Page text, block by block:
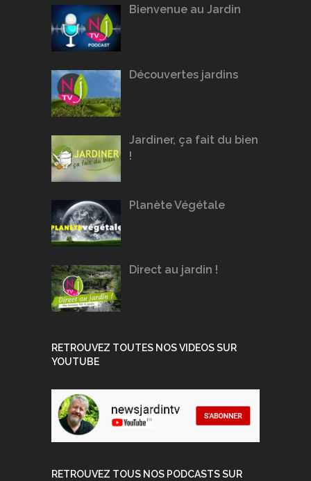
Bienvenue au Jardin
Découvertes jardins
Jardiner, ça fait du bien
!
Planète Végétale
Direct au jardin !
RETROUVEZ TOUTES NOS VIDEOS SUR
YOUTUBE
RETROUVEZ TOUS NOS PODCASTS SUR